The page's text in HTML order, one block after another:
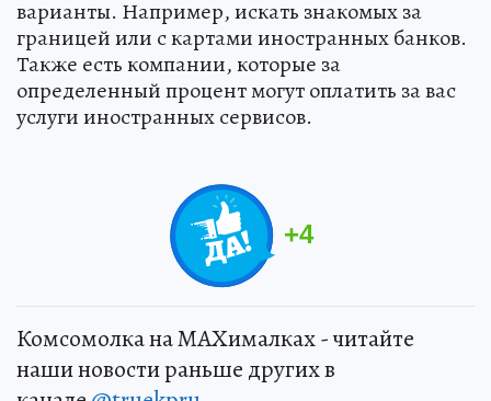
варианты. Например, искать знакомых за
границей или с картами иностранных банков.
Также есть компании, которые за
определенный процент могут оплатить за вас
услуги иностранных сервисов.
+4
Комсомолка на MAXималках - читайте
наши новости раньше других в